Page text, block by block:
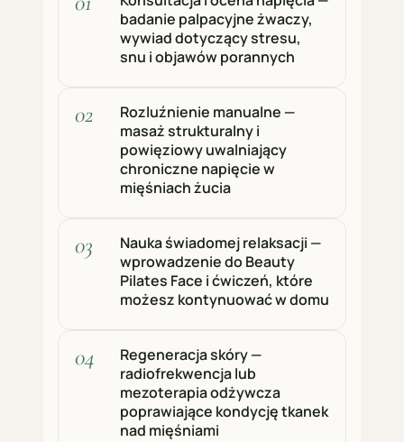
badanie palpacyjne żwaczy,
wywiad dotyczący stresu,
snu i objawów porannych
Rozluźnienie manualne —
masaż strukturalny i
powięziowy uwalniający
chroniczne napięcie w
mięśniach żucia
Nauka świadomej relaksacji —
wprowadzenie do Beauty
Pilates Face i ćwiczeń, które
możesz kontynuować w domu
Regeneracja skóry —
radiofrekwencja lub
mezoterapia odżywcza
poprawiające kondycję tkanek
nad mięśniami